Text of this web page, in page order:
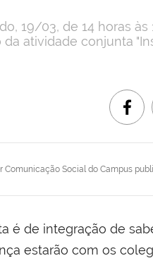
Comunicação Social do Campus
19/03, de 14 horas
da atividade conjunta
é de integração de
estarão com os